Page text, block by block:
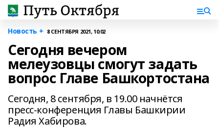
Новость + 8 СЕНТЯБРЯ 2021, 10:02
Сегодня вечером
мелеузовцы смогут задать
вопрос Главе Башкортостана
Сегодня, 8 сентября, в 19.00 начнётся
пресс-конференция Главы Башкирии
Радия Хабирова.